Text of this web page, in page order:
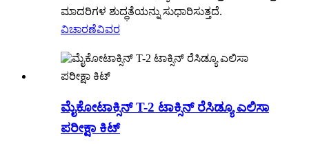
ಮಾದರಿಗಳ ಶುದ್ಧತೆಯನ್ನು ಸುಧಾರಿಸುತ್ತದೆ.
ವಿಚಾರಣೆವಿವರ
ಮೈಕೋಟಾಕ್ಸಿನ್ T-2 ಟಾಕ್ಸಿನ್ ರೆಸಿಡ್ಯೂ ಎಲಿಸಾ
ಪರೀಕ್ಷಾ ಕಿಟ್